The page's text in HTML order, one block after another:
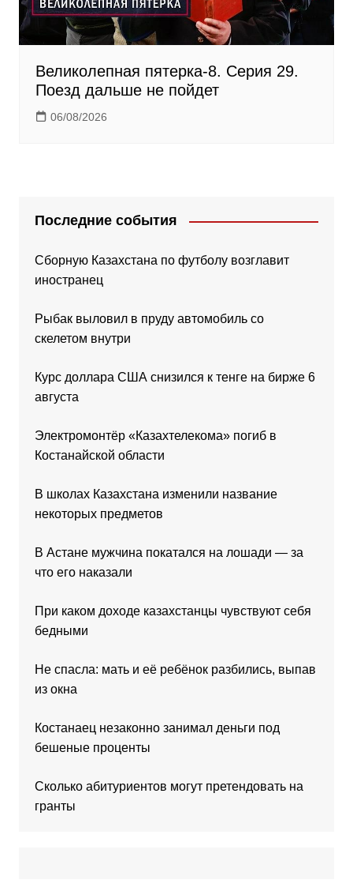
Великолепная пятерка-8. Серия 29.
Поезд дальше не пойдет
06/08/2026
Последние события
Сборную Казахстана по футболу возглавит
иностранец
Рыбак выловил в пруду автомобиль со
скелетом внутри
Курс доллара США снизился к тенге на бирже 6
августа
Электромонтёр «Казахтелекома» погиб в
Костанайской области
В школах Казахстана изменили название
некоторых предметов
В Астане мужчина покатался на лошади — за
что его наказали
При каком доходе казахстанцы чувствуют себя
бедными
Не спасла: мать и её ребёнок разбились, выпав
из окна
Костанаец незаконно занимал деньги под
бешеные проценты
Сколько абитуриентов могут претендовать на
гранты